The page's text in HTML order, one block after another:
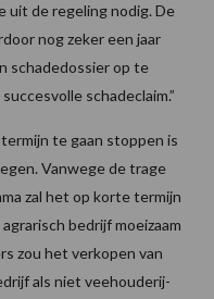
uit de regeling nodig. De
nog zeker een jaar
schadedossier op te
schadeclaim.”
te gaan stoppen is
Vanwege de trage
zal het op korte termijn
bedrijf moeizaam
zou het verkopen van
als niet veehouderij-